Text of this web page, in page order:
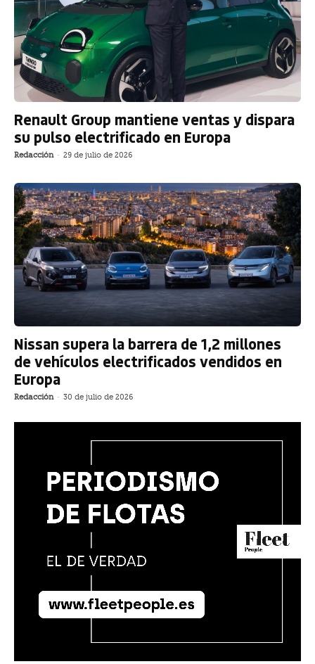
Renault Group mantiene ventas y dispara
su pulso electrificado en Europa
Redacción - 29 de julio de 2026
Nissan supera la barrera de 1,2 millones
de vehículos electrificados vendidos en
Europa
Redacción - 30 de julio de 2026